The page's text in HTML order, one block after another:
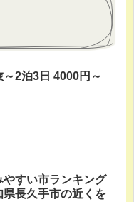
～2泊3日 4000円～
やすい市ランキング
県長久手市の近くを